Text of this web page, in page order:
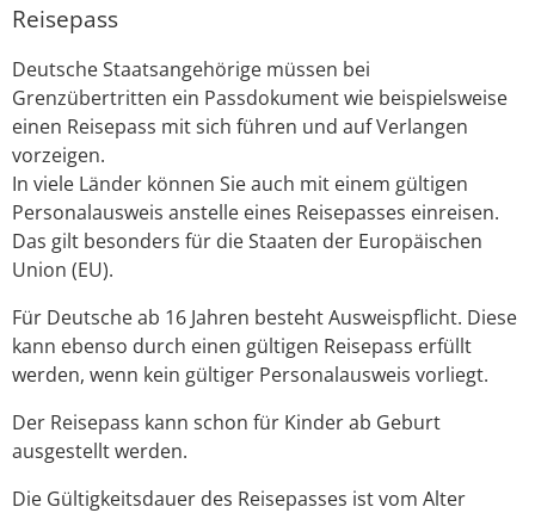
Reisepass
Deutsche Staatsangehörige müssen bei
Grenzübertritten ein Passdokument wie beispielsweise
einen Reisepass mit sich führen und auf Verlangen
vorzeigen.
In viele Länder können Sie auch mit einem gültigen
Personalausweis anstelle eines Reisepasses einreisen.
Das gilt besonders für die Staaten der Europäischen
Union (EU).
Für Deutsche ab 16 Jahren besteht Ausweispflicht. Diese
kann ebenso durch einen gültigen Reisepass erfüllt
werden, wenn kein gültiger Personalausweis vorliegt.
Der Reisepass kann schon für Kinder ab Geburt
ausgestellt werden.
Die Gültigkeitsdauer des Reisepasses ist vom Alter